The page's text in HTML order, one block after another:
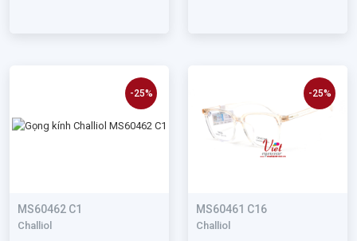
MS60462 C1
Challiol
-25%
MS60461 C16
Challiol
-25%